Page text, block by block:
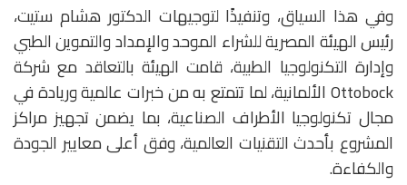
وفي هذا السياق، وتنفيذًا لتوجيهات الدكتور هشام ستيت،
رئيس الهيئة المصرية للشراء الموحد والإمداد والتموين الطبي
وإدارة التكنولوجيا الطبية، قامت الهيئة بالتعاقد مع شركة
Ottobock الألمانية، لما تتمتع به من خبرات عالمية وريادة في
مجال تكنولوجيا الأطراف الصناعية، بما يضمن تجهيز مراكز
المشروع بأحدث التقنيات العالمية، وفق أعلى معايير الجودة
والكفاءة.